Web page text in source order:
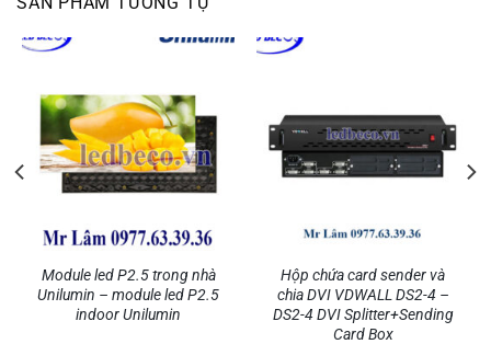
Module led P2.5 trong nhà
Unilumin – module led P2.5
indoor Unilumin
Hộp chứa card sender và
chia DVI VDWALL DS2-4 –
DS2-4 DVI Splitter+Sending
Card Box